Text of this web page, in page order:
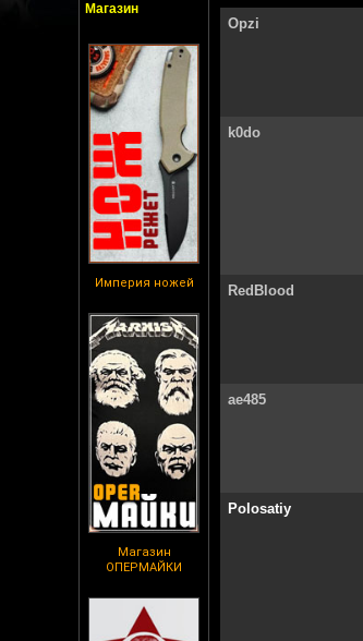
Магазин
Империя ножей
Магазин
ОПЕРМАЙКИ
Opzi
k0do
RedBlood
ae485
Polosatiy